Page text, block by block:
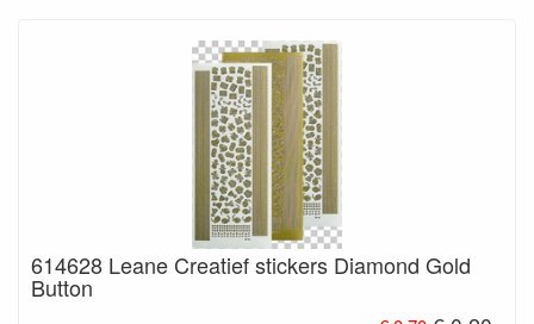
614628 Leane Creatief stickers Diamond Gold
Button